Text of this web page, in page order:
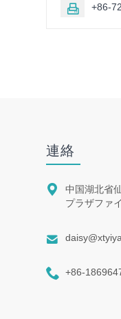
 +86-
連絡

中国湖北省
プラザファ

 +86-